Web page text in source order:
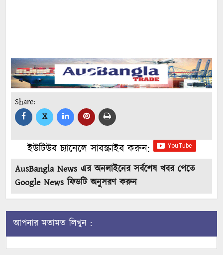
Share:
X
ইউটিউব চ্যানেলে সাবস্ক্রাইব করুন:
AusBangla News এর অনলাইনের সর্বশেষ খবর পেতে
Google News ফিডটি অনুসরণ করুন
আপনার মতামত লিখুন :